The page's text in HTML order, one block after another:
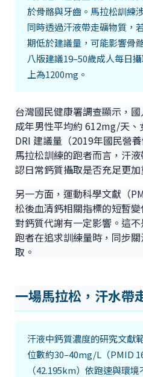
於骨骼與牙齒。馬拉松訓練
同時透過汗液帶走礦物質，
期低於建議量，可能影響骨
八版建議19–50歲成人每日
上為1200mg。
台灣國民健康署調查顯示，
成年男性平均約 612mg/天
DRI 建議量（2019年國民營
馬拉松訓練的跑者而言，汗
認日常鈣質攝取是否充足更加
另一方面，運動科學文獻（
松後血清鈣相關指標的短暫
對鈣質代謝有一定影響。這
跑者在追求訓練量時，同步
取。
一場馬拉松，汗水帶
汗液中鈣質濃度的研究文獻
位數約30–40mg/L（PMID
（42.195km）依跑速與環